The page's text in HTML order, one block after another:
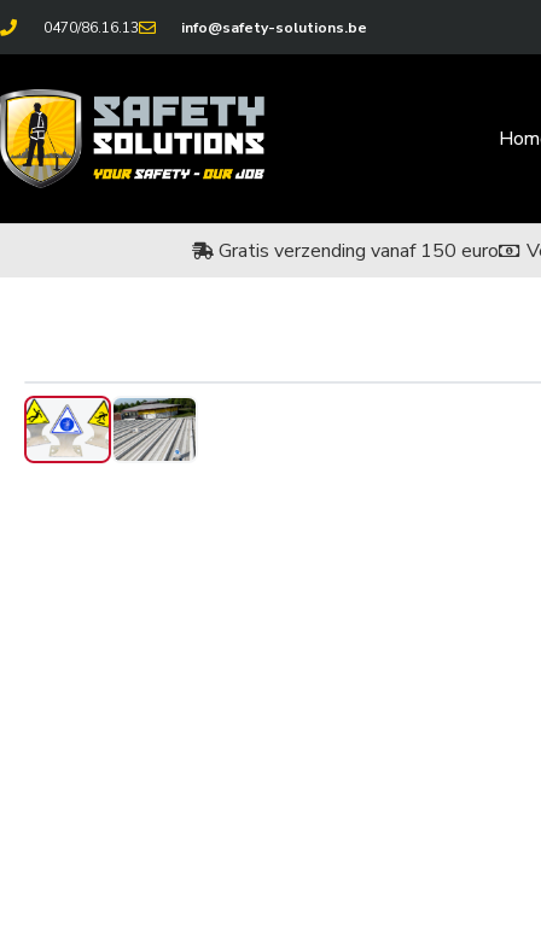
0470/86.16.13 info@safety-solutions.be
Gratis verzending vanaf 150 euro
‹ ›